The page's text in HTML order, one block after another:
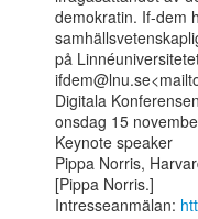
demokratin. If-dem
på
Digitala
onsdag 15
Keynote speaker
Pippa Norris,
[Pippa Norris.]
Intresseanmälan: